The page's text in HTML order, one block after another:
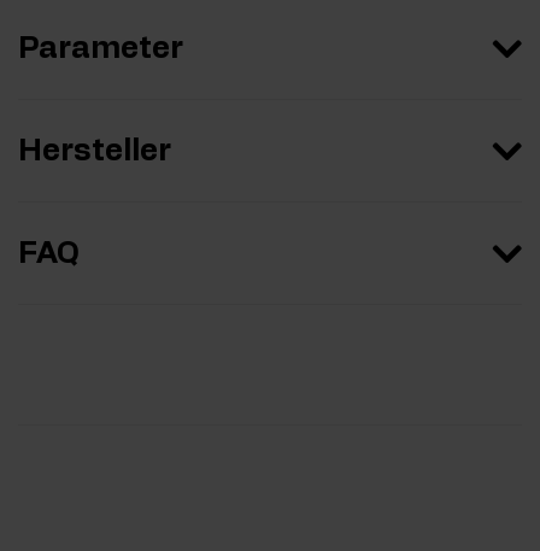
Parameter
Hersteller
FAQ